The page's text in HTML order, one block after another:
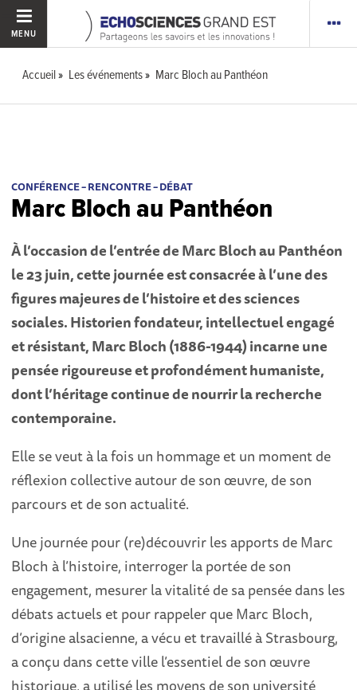
MENU
Accueil Les événements Marc Bloch au Panthéon
CONFÉRENCE – RENCONTRE – DÉBAT
Marc Bloch au Panthéon
À l’occasion de l’entrée de Marc Bloch au Panthéon
le 23 juin, cette journée est consacrée à l’une des
figures majeures de l’histoire et des sciences
sociales. Historien fondateur, intellectuel engagé
et résistant, Marc Bloch (1886-1944) incarne une
pensée rigoureuse et profondément humaniste,
dont l’héritage continue de nourrir la recherche
contemporaine.
Elle se veut à la fois un hommage et un moment de
réflexion collective autour de son œuvre, de son
parcours et de son actualité.
Une journée pour (re)découvrir les apports de Marc
Bloch à l’histoire, interroger la portée de son
engagement, mesurer la vitalité de sa pensée dans les
débats actuels et pour rappeler que Marc Bloch,
d’origine alsacienne, a vécu et travaillé à Strasbourg,
a conçu dans cette ville l’essentiel de son œuvre
historique, a utilisé les moyens de son université